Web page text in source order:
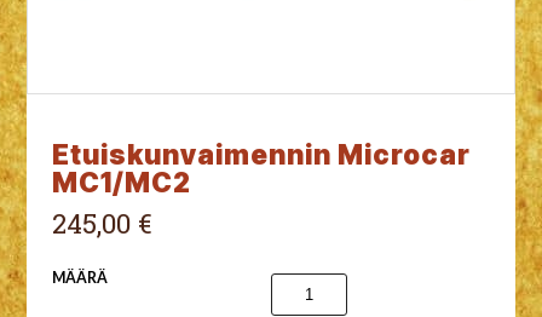
Etuiskunvaimennin Microcar
MC1/MC2
245,00 €
MÄÄRÄ